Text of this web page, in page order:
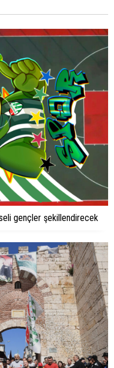
gençler şekillendirecek